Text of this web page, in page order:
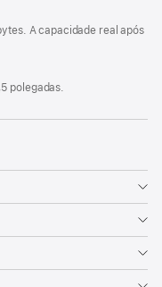
A capacidade real após
polegadas.